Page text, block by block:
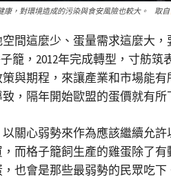
康，對環境造成的污染與食安風險也較大。 取自
間這麼少、蛋量需求這麼大
籠，2012年完成轉型，寸舫
與期程，來讓產業和市場能
，隔年開始歐盟的蛋價就有所
關心弱勢來作為應該繼續允
而格子籠飼生產的雞蛋除了
也會是那些最弱勢的民眾吃下